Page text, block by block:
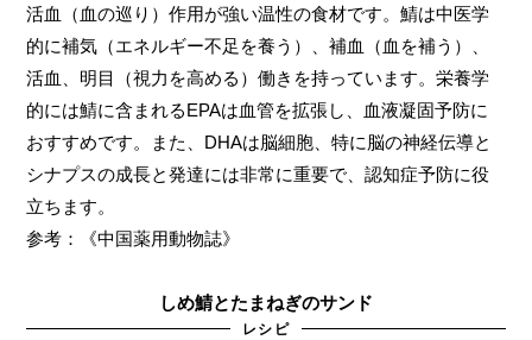
活血（血の巡り）作用が強い温性の食材です。鯖は中医学
的に補気（エネルギー不足を養う）、補血（血を補う）、
活血、明目（視力を高める）働きを持っています。栄養学
的には鯖に含まれるEPAは血管を拡張し、血液凝固予防に
おすすめです。また、DHAは脳細胞、特に脳の神経伝導と
シナプスの成長と発達には非常に重要で、認知症予防に役
立ちます。
参考：《中国薬用動物誌》
しめ鯖とたまねぎのサンド
レシピ